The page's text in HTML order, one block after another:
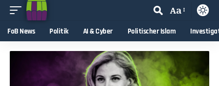
Aa
FoB News Politik AI & Cyber Politischer Islam